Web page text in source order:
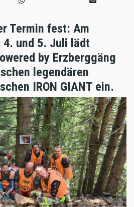
Termin fest: Am
4. und 5. Juli lädt
by Erzberggäng
legendären
IRON GIANT ein.